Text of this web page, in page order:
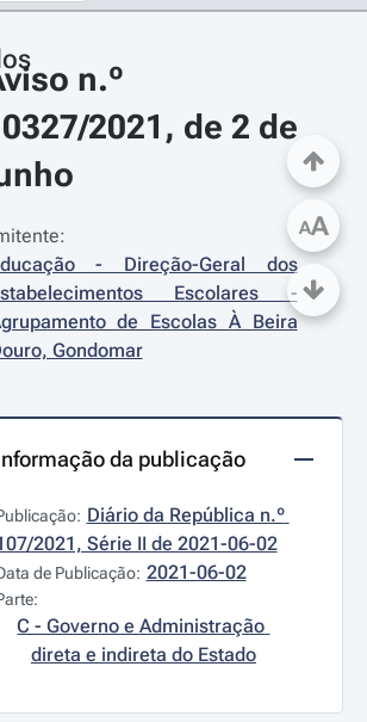
n.º
2021, de 2 de
- Direção-Geral dos
Escolares -
de Escolas À Beira
Gondomar
da publicação
Diário da República n.º
2021, Série II de 2021-06-02
de Publicação: 2021-06-02
C - Governo e Administração
direta e indireta do Estado
AA